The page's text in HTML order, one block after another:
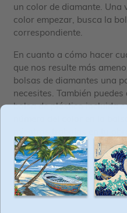
un color de diamante. Una
color empezar, busca la
correspondiente.
En cuanto a cómo hacer
que nos resulte más
bolsas de diamantes una
necesites. También
bolsa de plástico incluida
Vierte una pequeña
bandeja y asegúrate de
hacia arriba.